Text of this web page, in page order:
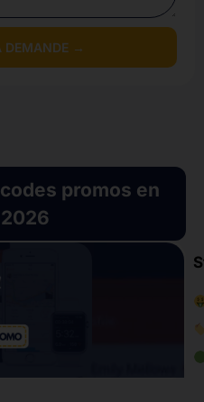
DEMANDE →
promos en